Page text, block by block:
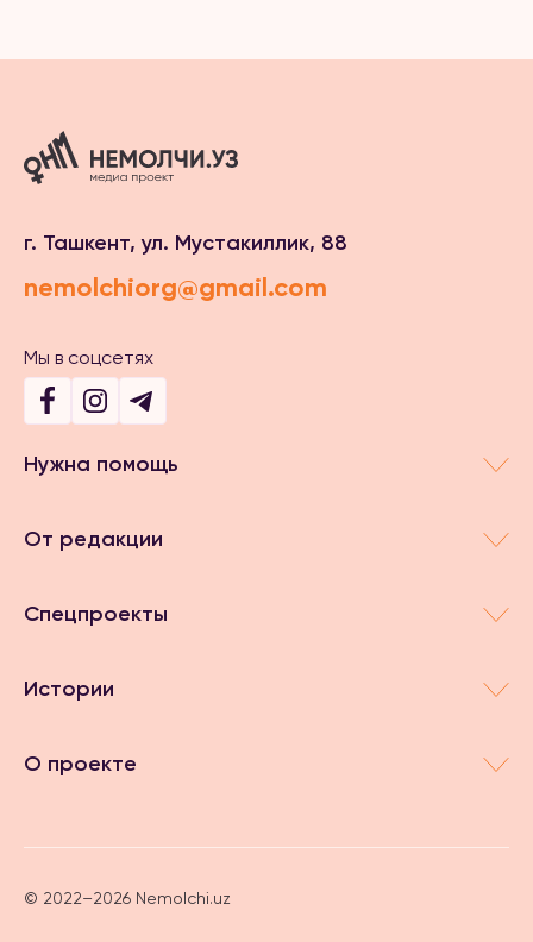
г. Ташкент, ул. Мустакиллик, 88
nemolchiorg@gmail.com
Мы в соцсетях
Нужна помощь
От редакции
Спецпроекты
Истории
О проекте
© 2022–2026 Nemolchi.uz